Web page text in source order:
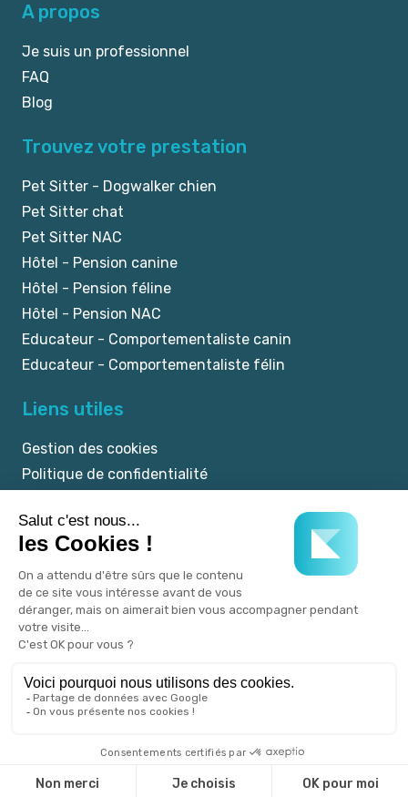
A propos
Je suis un professionnel
FAQ
Blog
Trouvez votre prestation
Pet Sitter - Dogwalker chien
Pet Sitter chat
Pet Sitter NAC
Hôtel - Pension canine
Hôtel - Pension féline
Hôtel - Pension NAC
Educateur - Comportementaliste canin
Educateur - Comportementaliste félin
Liens utiles
Gestion des cookies
Politique de confidentialité
CGU
Un service Kookie.pet.
♡par l'agence Publicom.